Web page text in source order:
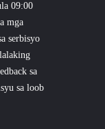
09:00
mga
serbisyo
sa
sa loob